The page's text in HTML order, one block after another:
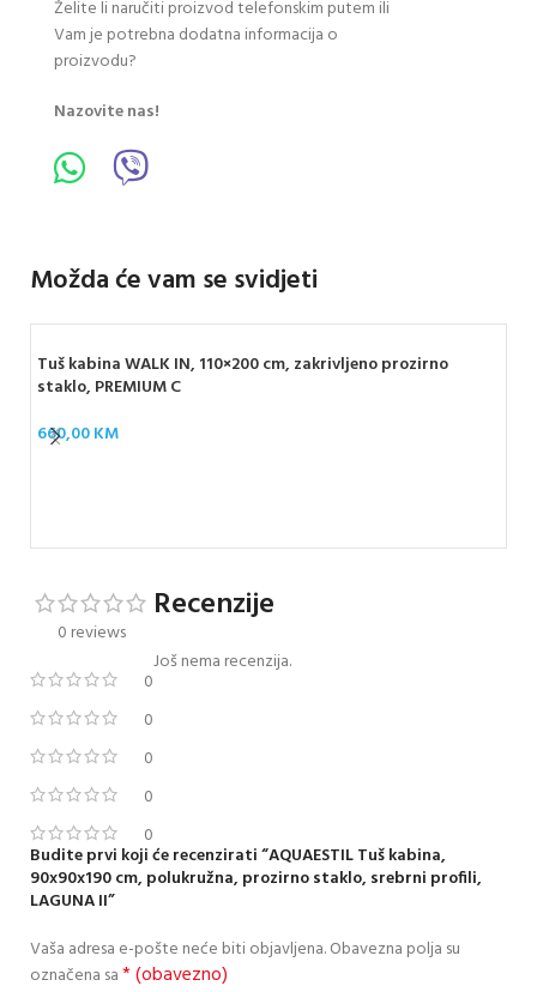
Želite li naručiti proizvod telefonskim putem ili
Vam je potrebna dodatna informacija o
proizvodu?
Nazovite nas!
Možda će vam se svidjeti
Tuš kabina WALK IN, 110×200 cm, zakrivljeno prozirno
staklo, PREMIUM C
660,00KM
0 reviews
0
0
0
0
0
Recenzije
Još nema recenzija.
Budite prvi koji će recenzirati “AQUAESTIL Tuš kabina,
90x90x190 cm, polukružna, prozirno staklo, srebrni profili,
LAGUNA II”
Vaša adresa e-pošte neće biti objavljena.Obavezna polja su
označena sa* (obavezno)